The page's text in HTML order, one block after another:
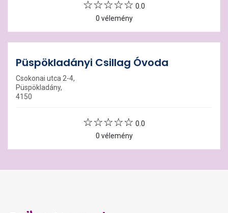
0.0
0 vélemény
Püspökladányi Csillag Óvoda
Csokonai utca 2-4,
Püspökladány,
4150
0.0
0 vélemény